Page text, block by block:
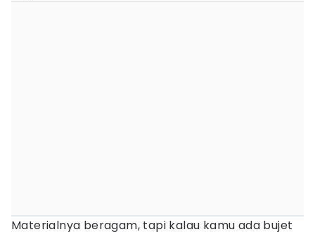
Materialnya beragam, tapi kalau kamu ada bujet